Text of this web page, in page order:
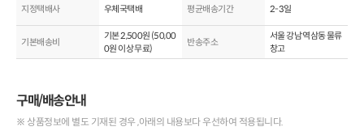
지정택배사 우체국택배 평균배송기간 2-3일
기본배송비
기본2,500원 (50,00
0원 이상 무료)
반송주소
서울 강남 역삼동 물류
창고
구매/배송안내
※ 상품정보에 별도 기재된 경우 ,아래의 내용보다 우선하여 적용됩니다.